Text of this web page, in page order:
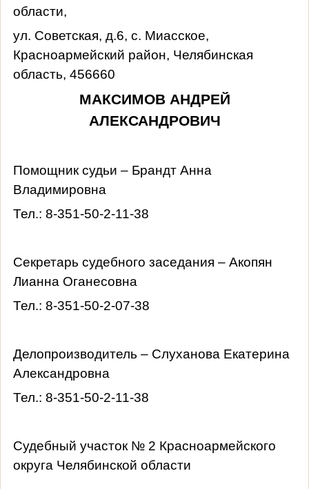
области,
ул. Советская, д.6, с. Миасское,
Красноармейский район, Челябинская
область, 456660
МАКСИМОВ АНДРЕЙ
АЛЕКСАНДРОВИЧ
Помощник судьи – Брандт Анна
Владимировна
Тел.: 8-351-50-2-11-38
Секретарь судебного заседания – Акопян
Лианна Оганесовна
Тел.: 8-351-50-2-07-38
Делопроизводитель – Слуханова Екатерина
Александровна
Тел.: 8-351-50-2-11-38
Судебный участок № 2 Красноармейского
округа Челябинской области